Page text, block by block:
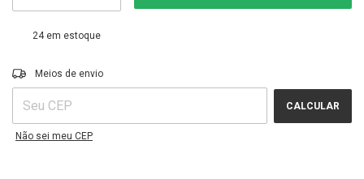
24em estoque
Entregas para o CEP:
Meios de envio
CALCULAR
Não sei meu CEP